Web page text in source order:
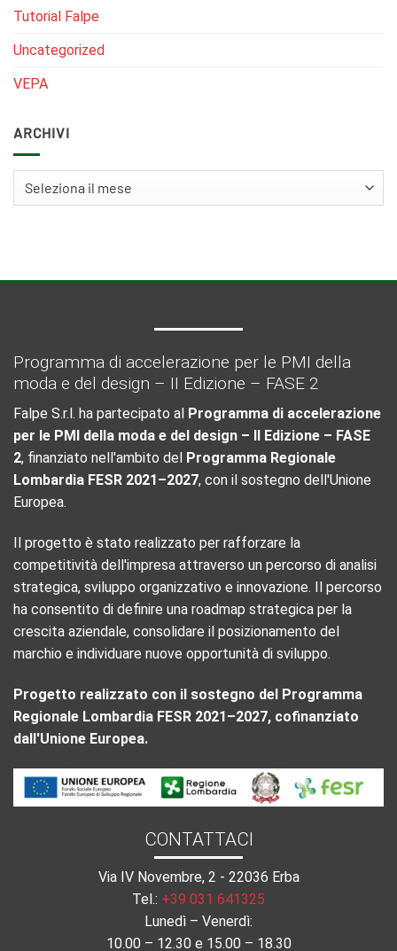
Tutorial Falpe
Uncategorized
VEPA
ARCHIVI
Programma di accelerazione per le PMI della
moda e del design – II Edizione – FASE 2
Falpe S.r.l. ha partecipato al Programma di accelerazione
per le PMI della moda e del design – II Edizione – FASE
2, finanziato nell'ambito del
Programma Regionale
Lombardia FESR 2021–2027, con il sostegno dell'Unione
Europea.
Il progetto è stato realizzato per rafforzare la
competitività dell'impresa attraverso un percorso di analisi
strategica, sviluppo organizzativo e innovazione. Il percorso
ha consentito di definire una roadmap strategica per la
crescita aziendale, consolidare il posizionamento del
marchio e individuare nuove opportunità di sviluppo.
Progetto realizzato con il sostegno del Programma
Regionale Lombardia FESR 2021–2027, cofinanziato
dall'Unione Europea.
CONTATTACI
Via IV Novembre, 2 - 22036 Erba
Tel.: +39 031 641325
Lunedì – Venerdì:
10.00 – 12.30 e 15.00 – 18.30